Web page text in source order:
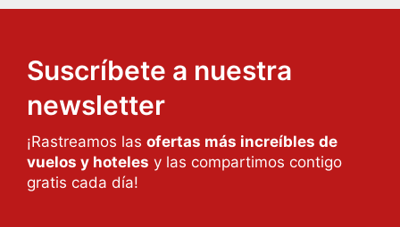
Suscríbete a nuestra
newsletter
¡Rastreamos las ofertas más increíbles de
vuelos y hoteles y las compartimos contigo
gratis cada día!